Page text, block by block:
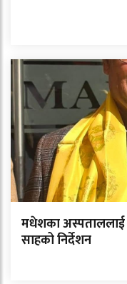
मधेशका अस्पताललाई
साहको निर्देशन